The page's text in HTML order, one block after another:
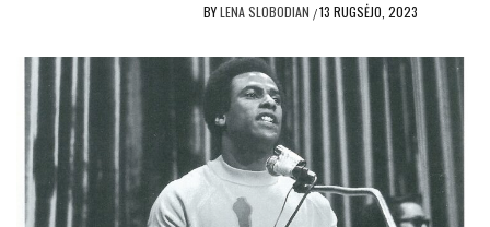
BYLENA SLOBODIAN /13 RUGSĖJO, 2023